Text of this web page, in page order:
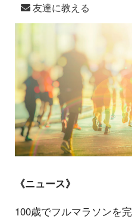
友達に教える
《ニュース》
100歳でフルマラソンを